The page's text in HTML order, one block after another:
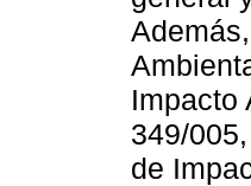
Impacto
349/
de